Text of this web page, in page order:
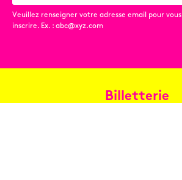
Veuillez renseigner votre adresse email pour vous
inscrire. Ex. : abc@xyz.com
Billetterie